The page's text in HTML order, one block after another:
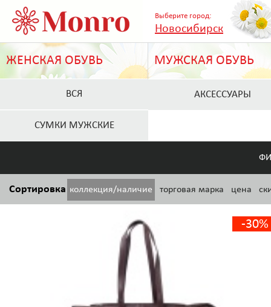
Выберите город:
Новосибирск
ЖЕНСКАЯ ОБУВЬ МУЖСКАЯ ОБУВЬ
ВСЯ АКСЕССУАРЫ
СУМКИ МУЖСКИЕ
Сортировка коллекция/наличие торговая марка цена
-30%